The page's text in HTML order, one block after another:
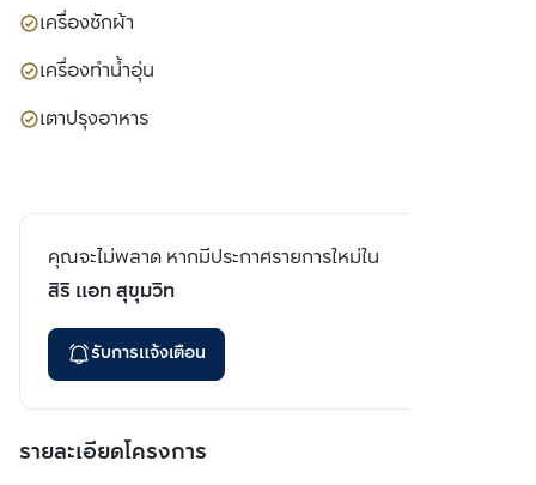
เครื่องซักผ้า
เครื่องทำน้ำอุ่น
เตาปรุงอาหาร
คุณจะไม่พลาด หากมีประกาศรายการใหม่ใน
สิริ แอท สุขุมวิท
รับการแจ้งเตือน
รายละเอียดโครงการ